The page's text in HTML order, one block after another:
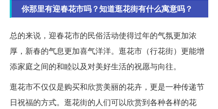
你那里有迎春花市吗？知道逛花街有什么寓意吗？
总的来说，迎春花市的民俗活动使得过年的气氛更加浓
厚，新春的气息更加喜气洋洋。逛花市（行花街）更能增
添家庭之间的和睦以及对美好生活的祝愿与向往。
逛花市不仅仅是购买和欣赏美丽的花卉，更是一种传递节
日祝福的方式。逛花街的人们可以欣赏到各种各样的花